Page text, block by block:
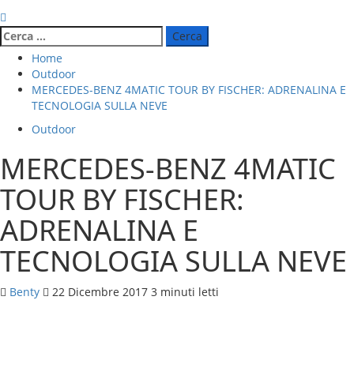
Ricerca
per:
Home
Outdoor
MERCEDES-BENZ 4MATIC TOUR BY FISCHER: ADRENALINA E
TECNOLOGIA SULLA NEVE
Outdoor
MERCEDES-BENZ 4MATIC
TOUR BY FISCHER:
ADRENALINA E
TECNOLOGIA SULLA NEVE
Benty 22 Dicembre 2017 3 minuti letti